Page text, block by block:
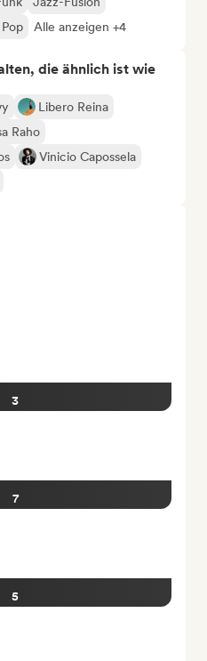
Alle anzeigen +4
die ähnlich ist wie
Libero Reina
Raho
Vinicio Capossela
3
7
5